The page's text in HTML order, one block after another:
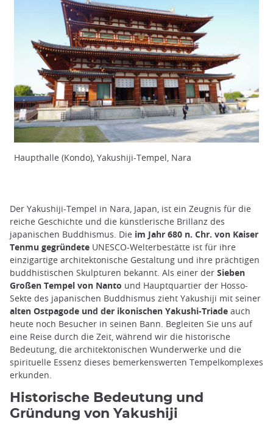
Haupthalle (Kondo), Yakushiji-Tempel, Nara
Der Yakushiji-Tempel in Nara, Japan, ist ein Zeugnis für die
reiche Geschichte und die künstlerische Brillanz des
japanischen Buddhismus. Die im Jahr 680 n. Chr. von Kaiser
Tenmu gegründete UNESCO-Welterbestätte ist für ihre
einzigartige architektonische Gestaltung und ihre prächtigen
buddhistischen Skulpturen bekannt. Als einer der Sieben
Großen Tempel von Nanto und Hauptquartier der Hosso-
Sekte des japanischen Buddhismus zieht Yakushiji mit seiner
alten Ostpagode und der ikonischen Yakushi-Triade auch
heute noch Besucher in seinen Bann. Begleiten Sie uns auf
eine Reise durch die Zeit, während wir die historische
Bedeutung, die architektonischen Wunderwerke und die
spirituelle Essenz dieses bemerkenswerten Tempelkomplexes
erkunden.
Historische Bedeutung und
Gründung von Yakushiji